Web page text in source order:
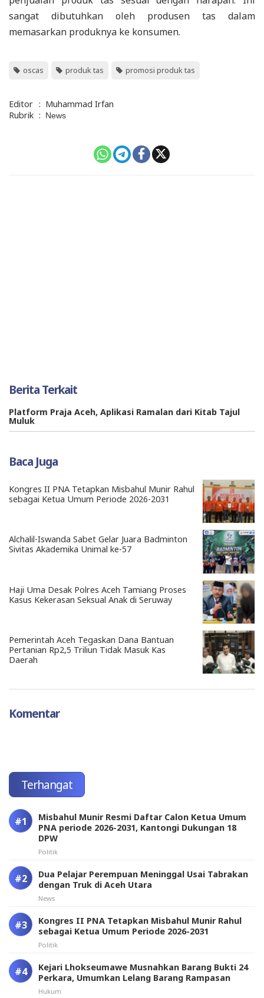
sangat dibutuhkan oleh produsen tas dalam
memasarkan produknya ke konsumen.
oscas produk tas promosi produk tas
Editor : Muhammad Irfan
Rubrik : News
Berita Terkait
Platform Praja Aceh, Aplikasi Ramalan dari Kitab Tajul
Muluk
Baca Juga
Kongres II PNA Tetapkan Misbahul Munir Rahul
sebagai Ketua Umum Periode 2026-2031
Alchalil-Iswanda Sabet Gelar Juara Badminton
Sivitas Akademika Unimal ke-57
Haji Uma Desak Polres Aceh Tamiang Proses
Kasus Kekerasan Seksual Anak di Seruway
Pemerintah Aceh Tegaskan Dana Bantuan
Pertanian Rp2,5 Triliun Tidak Masuk Kas
Daerah
Komentar
Terhangat
Misbahul Munir Resmi Daftar Calon Ketua Umum
PNA periode 2026-2031, Kantongi Dukungan 18
DPW
Politik
Dua Pelajar Perempuan Meninggal Usai Tabrakan
dengan Truk di Aceh Utara
News
Kongres II PNA Tetapkan Misbahul Munir Rahul
sebagai Ketua Umum Periode 2026-2031
Politik
Kejari Lhokseumawe Musnahkan Barang Bukti 24
Perkara, Umumkan Lelang Barang Rampasan
Hukum